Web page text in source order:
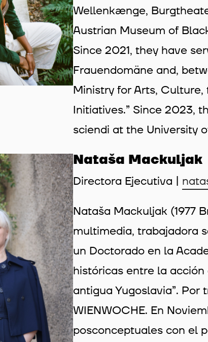
Wellenkænge,
Austrian Museum of
Since 2021, they have
Frauendomäne and,
Ministry for Arts, Culture,
Initiatives.” Since 2023,
sciendi at the University
Nataša Mackuljak
Directora Ejecutiva |
Nataša Mackuljak (1977
multimedia, trabajadora
un Doctorado en la
históricas entre la
antigua Yugoslavia”.
WIENWOCHE. En
posconceptuales con el